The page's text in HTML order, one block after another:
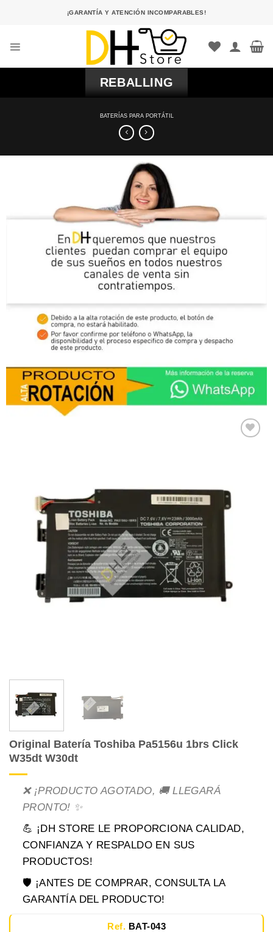
¡GARANTÍA Y ATENCIÓN INCOMPARABLES!
REBALLING
BATERÍAS PARA PORTÁTIL
Original Batería Toshiba Pa5156u 1brs Click
W35dt W30dt
❌ ¡PRODUCTO AGOTADO, 🚚 LLEGARÁ
PRONTO! ✨
💪 ¡DH STORE LE PROPORCIONA CALIDAD,
CONFIANZA Y RESPALDO EN SUS
PRODUCTOS!
🛡️ ¡ANTES DE COMPRAR, CONSULTA LA
GARANTÍA DEL PRODUCTO!
Ref. BAT-043